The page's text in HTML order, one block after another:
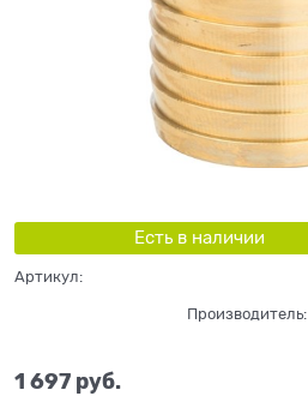
Есть в наличии
Артикул:
Производитель:
1 697 руб.